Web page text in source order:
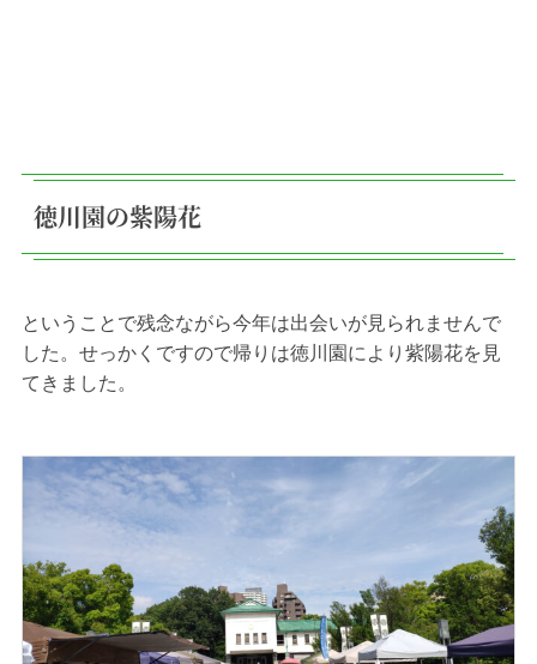
徳川園の紫陽花
ということで残念ながら今年は出会いが見られませんで
した。せっかくですので帰りは徳川園により紫陽花を見
てきました。